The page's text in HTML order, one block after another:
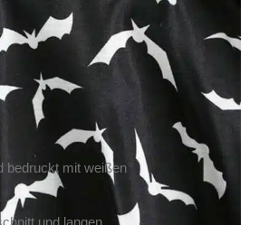
MwSt.
ca. 1-2 Tage DE, ca. 3-4 Tage EU
bedruckt mit weißen